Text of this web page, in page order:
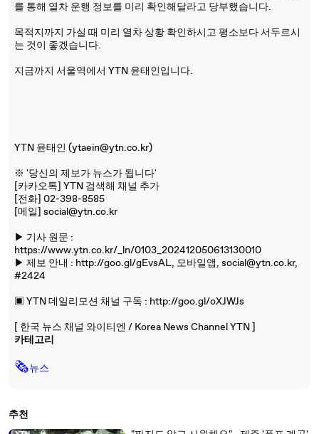
를 통해 열차 운행 정보를 미리 확인해달라고 당부했습니다.
목적지까지 가실 때 미리 열차 상황 확인하시고 평소보다 서두르시
는 것이 좋겠습니다.
지금까지 서울역에서 YTN 윤태인입니다.
YTN 윤태인 (ytaein@ytn.co.kr)
※ '당신의 제보가 뉴스가 됩니다'
[카카오톡] YTN 검색해 채널 추가
[전화] 02-398-8585
[메일] social@ytn.co.kr
▶ 기사 원문 :
https://www.ytn.co.kr/_ln/0103_202412050613130010
▶ 제보 안내 : http://goo.gl/gEvsAL, 모바일앱, social@ytn.co.kr,
#2424
▣ YTN 데일리모션 채널 구독 : http://goo.gl/oXJWJs
[ 한국 뉴스 채널 와이티엔 / Korea News Channel YTN ]
카테고리
🗞뉴스
추천